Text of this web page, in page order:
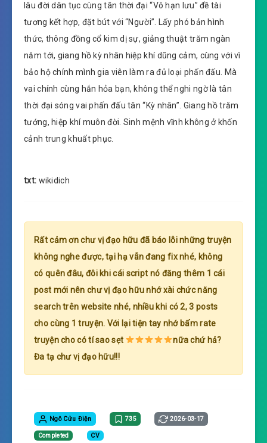
lâu đời dân tục cùng tân thời đại “Vô hạn lưu” đề tài
tương kết hợp, đặt bút với “Người”. Lấy phó bản hình
thức, thông đồng cổ kim dị sự, giảng thuật trăm ngàn
năm tới, giang hồ kỳ nhân hiệp khí dũng cảm, cùng với vì
bảo hộ chính mình gia viên làm ra đủ loại phấn đấu. Mà
vai chính cùng hắn hỏa bạn, không thể nghi ngờ là tân
thời đại sóng vai phấn đấu tân “Kỳ nhân”. Giang hồ trăm
tướng, hiệp khí muôn đời. Sinh mệnh vĩnh không ở khốn
cảnh trung khuất phục.
txt: wikidich
Rất cảm ơn chư vị đạo hữu đã báo lỗi những truyện
không nghe được, tại hạ vẫn đang fix nhé, không
có quên đâu, đôi khi cái script nó đăng thêm 1 cái
post mới nên chư vị đạo hữu nhớ xài chức năng
search trên website nhé, nhiều khi có 2, 3 posts
cho cùng 1 truyện. Với lại tiện tay nhớ bấm rate
truyện cho có tí sao sẹt
nữa chứ hả?
Đa tạ chư vị đạo hữu!!!
Ngô Cửu Điện 735 2026-03-17
Completed CV